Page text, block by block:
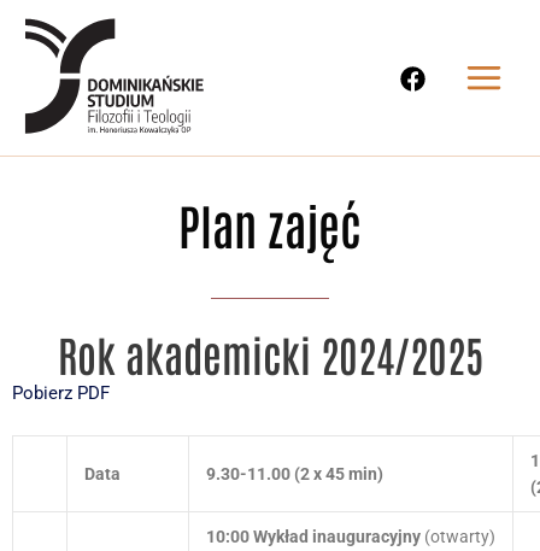
Plan zajęć
Rok akademicki 2024/2025
Pobierz PDF
Data 9.30-11.00 (2 x 45 min)
10:00Wykład inauguracyjny(otwarty)